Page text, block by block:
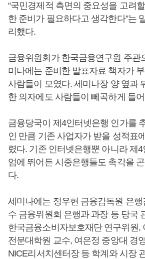
“국민경제적 측면의 중요성을 고려
한 준비가 필요하다고 생각한다”는
리했다.
금융위원회가 한국금융연구원 주관
미나에는 준비한 발표자료 책자가
사람들이 모였다. 세미나장 양 옆과
한 의자에도 사람들이 뻬곡하게 들
금융당국이 제4인터넷은행 인가를
인 만큼 기존 사업자가 받을 성적표
렸다. 기존 인터넷은행뿐 아니라 제4
엄에 뛰어든 시중은행들도 촉각을
다.
세미나에는 정우현 금융감독원 은행
수 금융위원회 은행과 과장 등 당국
한국금융소비자보호재단 연구위원,
전문대학원 교수, 여은정 중앙대 경
NICE리서치센터장 등 학계와 시장